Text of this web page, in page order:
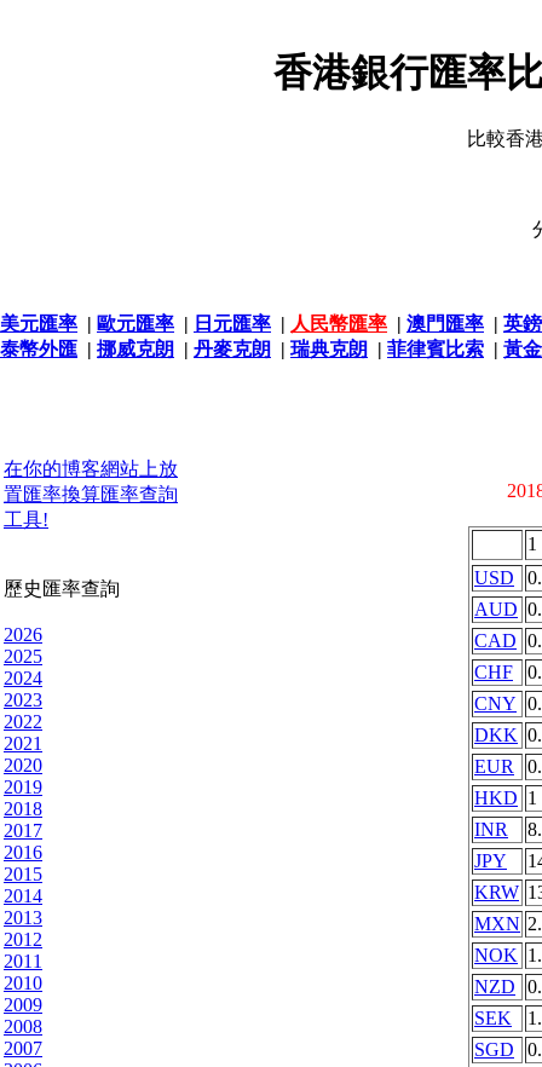
香港銀行匯率
比較香
美元匯率 | 歐元匯率 | 日元匯率 | 人民幣匯率 | 澳門匯率 | 英
泰幣外匯 | 挪威克朗 | 丹麥克朗 | 瑞典克朗 | 菲律賓比索 | 黃
在你的博客網站上放
置匯率換算匯率查詢
工具!
歷史匯率查詢
2026
2025
2024
2023
2022
2021
2020
2019
2018
2017
2016
2015
2014
2013
2012
2011
2010
2009
2008
2007
1
USD
AUD
CAD
CHF
CNY
DKK
EUR
HKD 1
INR
JPY
KRW
MXN
NOK
NZD
SEK
SGD